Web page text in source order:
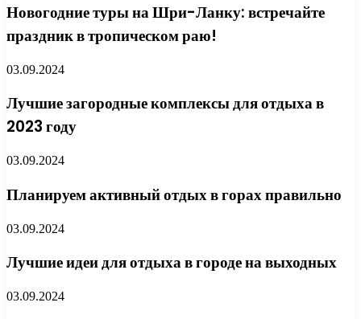
Новогодние туры на Шри-Ланку: встречайте
праздник в тропическом раю!
03.09.2024
Лучшие загородные комплексы для отдыха в
2023 году
03.09.2024
Планируем активный отдых в горах правильно
03.09.2024
Лучшие идеи для отдыха в городе на выходных
03.09.2024